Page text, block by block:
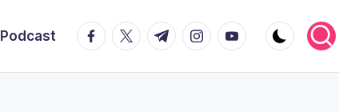
Podcast facebook.com
twitter.com
t.me instagram.com
youtube.com